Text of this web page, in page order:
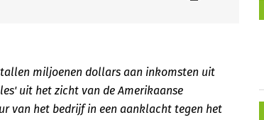
miljoenen dollars aan inkomsten uit
uit het zicht van de Amerikaanse
van het bedrijf in een aanklacht tegen het